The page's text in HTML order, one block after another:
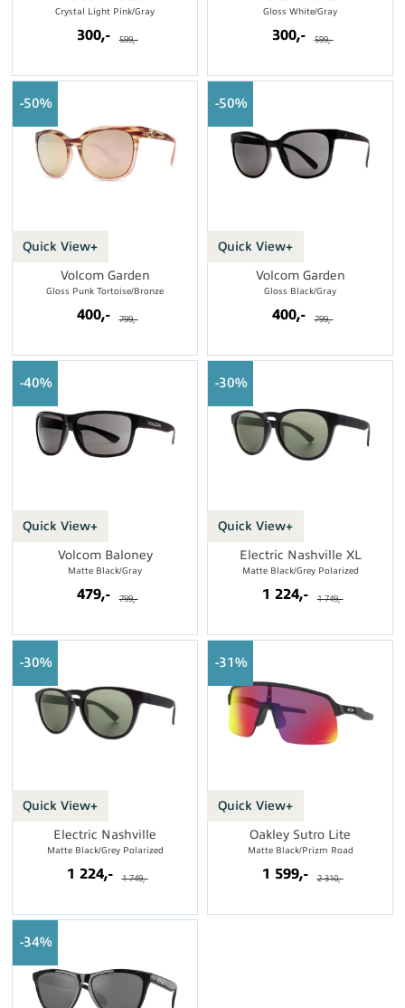
Crystal Light Pink/Gray
300,- 599,-
Gloss White/Gray
300,- 599,-
Quick View+
50%
Volcom Garden
Gloss Punk Tortoise/Bronze
400,- 799,-
Quick View+
50%
Volcom Garden
Gloss Black/Gray
400,- 799,-
Quick View+
40%
Volcom Baloney
Matte Black/Gray
479,- 799,-
Quick View+
30%
Electric Nashville XL
Matte Black/Grey Polarized
1 224,- 1 749,-
Quick View+
30%
Electric Nashville
Matte Black/Grey Polarized
1 224,- 1 749,-
Quick View+
31%
Oakley Sutro Lite
Matte Black/Prizm Road
1 599,- 2 310,-
34%